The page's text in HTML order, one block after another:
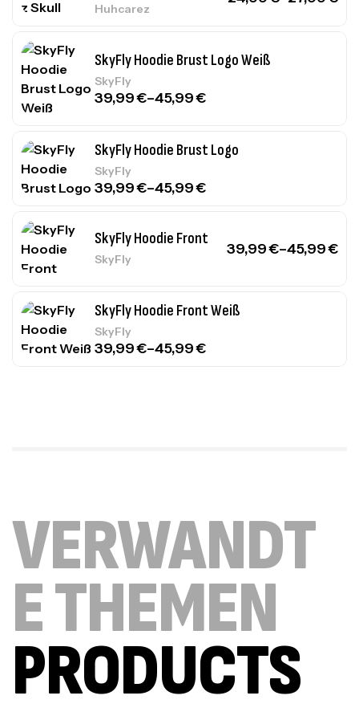
Huhcarez
SkyFly Hoodie Brust Logo Weiß
SkyFly
39,99€–45,99€
SkyFly Hoodie Brust Logo
SkyFly
39,99€–45,99€
SkyFly Hoodie Front
SkyFly
39,99€–45,99€
SkyFly Hoodie Front Weiß
SkyFly
39,99€–45,99€
VERWANDT
E THEMEN
PRODUCTS